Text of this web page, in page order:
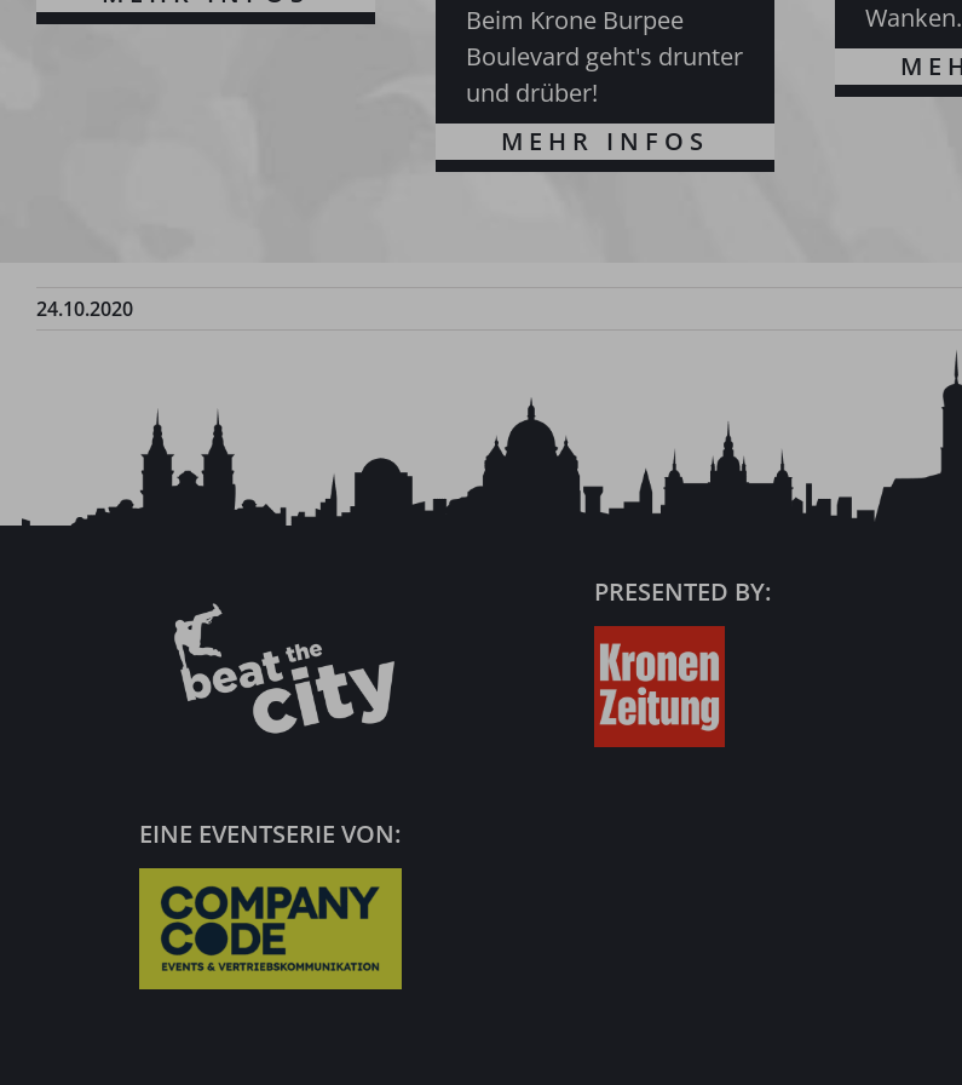
Wanken.
Beim Krone Burpee
Boulevard geht's drunter
und drüber!
24.10.2020
EINE EVENTSERIE VON:
PRESENTED BY: